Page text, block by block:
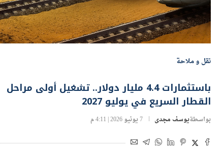
نقل و ملاحة
باستثمارات 4.4 مليار دولار.. تشغيل أولى مراحل
القطار السريع في يوليو 2027
بواسطةيوسف مجدى 7 يونيو 2026 | 4:11 م